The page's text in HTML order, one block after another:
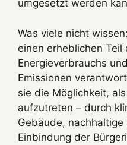
umgesetzt werden
Was viele nicht
einen erheblichen Teil
Energieverbrauchs
Emissionen
sie die Möglichkeit, als
aufzutreten – durch
Gebäude,
Einbindung der